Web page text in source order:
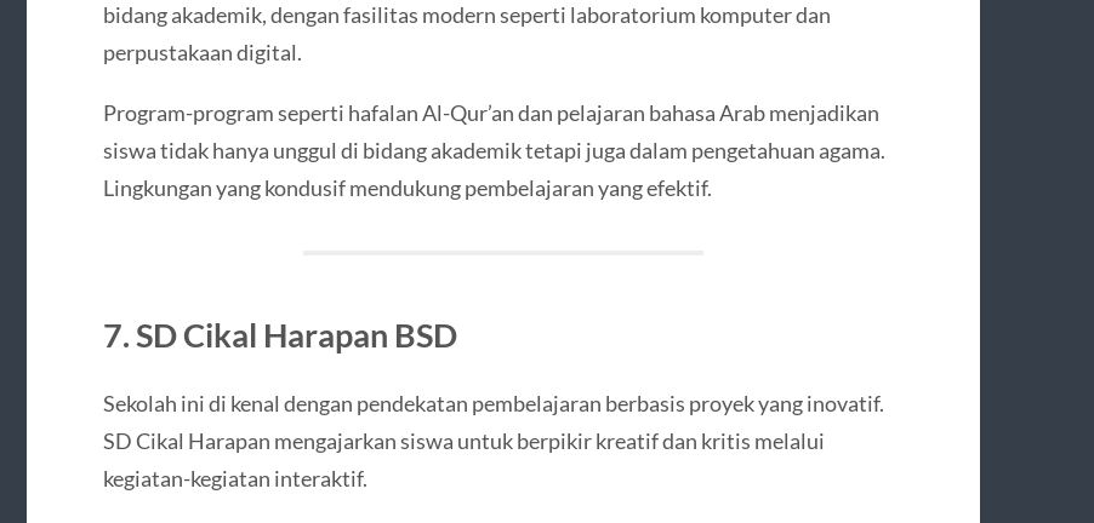
bidang akademik, dengan fasilitas modern seperti laboratorium komputer dan
perpustakaan digital.
Program-program seperti hafalan Al-Qur’an dan pelajaran bahasa Arab menjadikan
siswa tidak hanya unggul di bidang akademik tetapi juga dalam pengetahuan agama.
Lingkungan yang kondusif mendukung pembelajaran yang efektif.
7. SD Cikal Harapan BSD
Sekolah ini di kenal dengan pendekatan pembelajaran berbasis proyek yang inovatif.
SD Cikal Harapan mengajarkan siswa untuk berpikir kreatif dan kritis melalui
kegiatan-kegiatan interaktif.